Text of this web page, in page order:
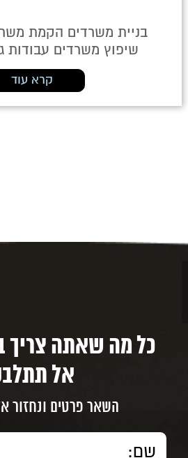
בניית משרדים הקמת
שיפוץ משרדים עבודות
קרא עוד
כל מה שאתה צריך
אל
השאר פרטים ונחזור